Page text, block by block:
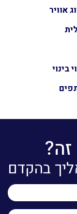
אוויר
בינוי
זה?
בהקדם